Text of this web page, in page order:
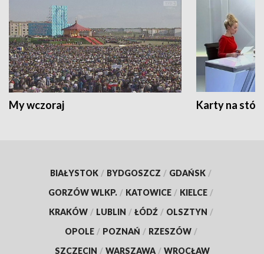
My wczoraj Karty na
BIAŁYSTOK / BYDGOSZCZ / GDAŃSK /
GORZÓW WLKP. / KATOWICE / KIELCE /
KRAKÓW / LUBLIN / ŁÓDŹ / OLSZTYN /
OPOLE / POZNAŃ / RZESZÓW /
SZCZECIN / WARSZAWA / WROCŁAW